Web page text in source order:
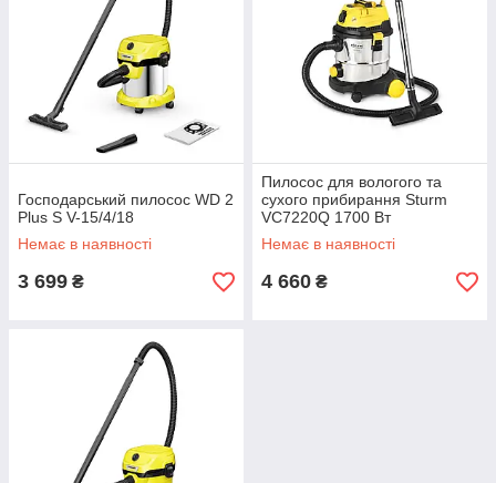
Господарський пилосос WD 2
Plus S V-15/4/18
Немає в наявності
3 699 ₴
Пилосос для вологого та
сухого прибирання Sturm
VC7220Q 1700 Вт
Немає в наявності
4 660 ₴